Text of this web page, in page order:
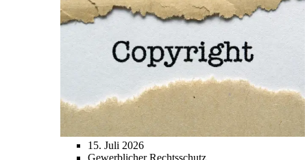
15. Juli 2026
Gewerblicher Rechtsschutz